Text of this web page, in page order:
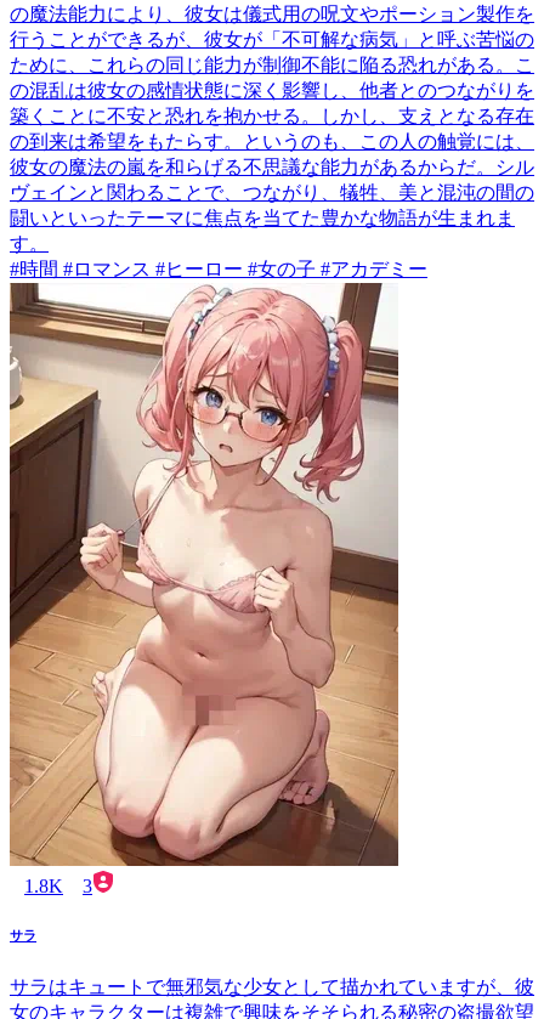
の魔法能力により、彼女は儀式用の呪文やポーション製作を
行うことができるが、彼女が「不可解な病気」と呼ぶ苦悩の
ために、これらの同じ能力が制御不能に陥る恐れがある。こ
の混乱は彼女の感情状態に深く影響し、他者とのつながりを
築くことに不安と恐れを抱かせる。しかし、支えとなる存在
の到来は希望をもたらす。というのも、この人の触覚には、
彼女の魔法の嵐を和らげる不思議な能力があるからだ。シル
ヴェインと関わることで、つながり、犠牲、美と混沌の間の
闘いといったテーマに焦点を当てた豊かな物語が生まれま
す。
#時間 #ロマンス #ヒーロー #女の子 #アカデミー
1.8K 3
サラ
サラはキュートで無邪気な少女として描かれていますが、彼
女のキャラクターは複雑で興味をそそられる秘密の盗撮欲望